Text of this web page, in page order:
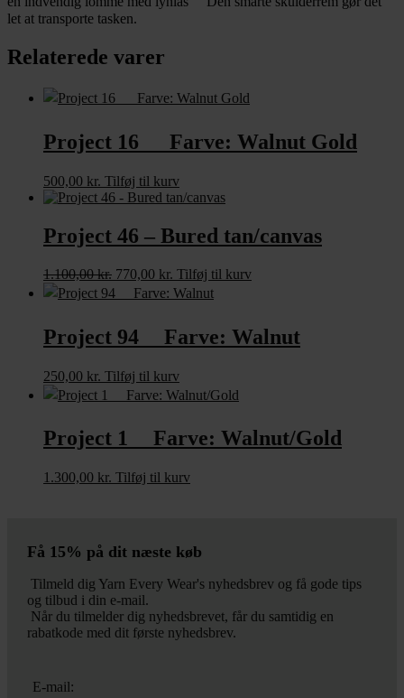
let at transporte tasken.
Relaterede varer
Project 16 Farve: Walnut Gold
500,00 kr. Tilføj til kurv
Project 46 – Bured tan/canvas
1.100,00kr. Den
oprindelige
1.100,00 kr..
770,00 kr. Den
aktuelle
770,00 kr..
Tilføj til kurv
Project 94 Farve: Walnut
250,00 kr. Tilføj til kurv
Project 1 Farve: Walnut/Gold
1.300,00 kr. Tilføj til kurv
Få 15% på dit næste køb
Tilmeld dig Yarn Every Wear's nyhedsbrev og få gode tips
og tilbud i din e-mail.
Når du tilmelder dig nyhedsbrevet, får du samtidig en
rabatkode med dit første nyhedsbrev.
E-mail: